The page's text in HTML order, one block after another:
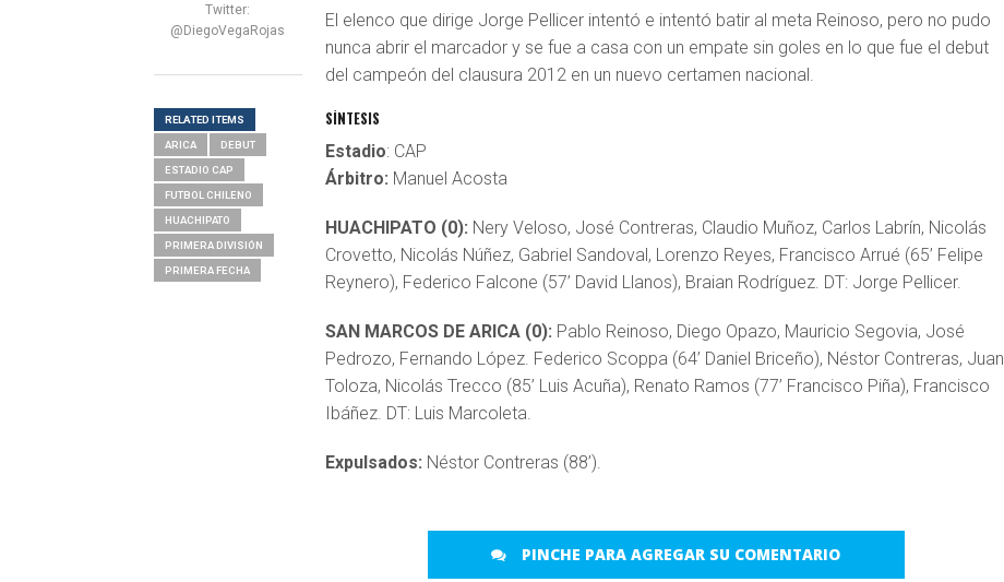
El elenco que dirige Jorge Pellicer intentó e intentó batir al meta Reinoso, pero no pudo
nunca abrir el marcador y se fue a casa con un empate sin goles en lo que fue el debut
del campeón del clausura 2012 en un nuevo certamen nacional.
SÍNTESIS
Estadio: CAP
Árbitro: Manuel Acosta
HUACHIPATO (0): Nery Veloso, José Contreras, Claudio Muñoz, Carlos Labrín, Nicolás
Crovetto, Nicolás Núñez, Gabriel Sandoval, Lorenzo Reyes, Francisco Arrué (65’ Felipe
Reynero), Federico Falcone (57’ David Llanos), Braian Rodríguez. DT: Jorge Pellicer.
SAN MARCOS DE ARICA (0): Pablo Reinoso, Diego Opazo, Mauricio Segovia, José
Pedrozo, Fernando López. Federico Scoppa (64’ Daniel Briceño), Néstor Contreras, Juan
Toloza, Nicolás Trecco (85’ Luis Acuña), Renato Ramos (77’ Francisco Piña), Francisco
Ibáñez. DT: Luis Marcoleta.
Expulsados: Néstor Contreras (88’).
PINCHE PARA AGREGAR SU COMENTARIO
Twitter:
@DiegoVegaRojas
RELATED ITEMS
ARICA DEBUT
ESTADIO CAP
FUTBOL CHILENO
HUACHIPATO
PRIMERA DIVISIÓN
PRIMERA FECHA